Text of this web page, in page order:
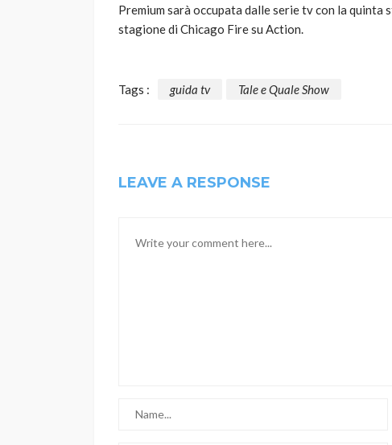
Premium sarà occupata dalle serie tv con la
stagione di Chicago Fire su Action.
Tags : guida tv Tale e Quale Show
LEAVE A RESPONSE